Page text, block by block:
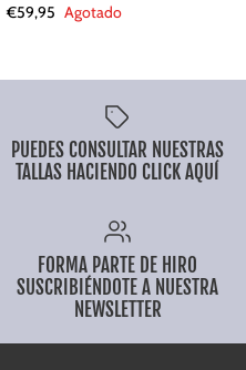
€59,95 Agotado
PUEDES CONSULTAR NUESTRAS
TALLAS HACIENDO CLICK AQUÍ
FORMA PARTE DE HIRO
SUSCRIBIÉNDOTE A NUESTRA
NEWSLETTER